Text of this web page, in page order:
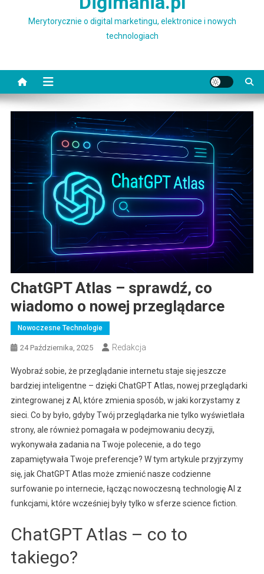
Merytorycznie o digital marketingu, elektronice i nowych
technologiach
ChatGPT Atlas – sprawdź, co
wiadomo o nowej przeglądarce
Nowoczesne Technologie
24 Października, 2025 Redakcja
Wyobraź sobie, że przeglądanie internetu staje się jeszcze
bardziej inteligentne – dzięki ChatGPT Atlas, nowej przeglądarki
zintegrowanej z AI, które zmienia sposób, w jaki korzystamy z
sieci. Co by było, gdyby Twój przeglądarka nie tylko wyświetlała
strony, ale również pomagała w podejmowaniu decyzji,
wykonywała zadania na Twoje polecenie, a do tego
zapamiętywała Twoje preferencje? W tym artykule przyjrzymy
się, jak ChatGPT Atlas może zmienić nasze codzienne
surfowanie po internecie, łącząc nowoczesną technologię AI z
funkcjami, które wcześniej były tylko w sferze science fiction.
ChatGPT Atlas – co to
takiego?